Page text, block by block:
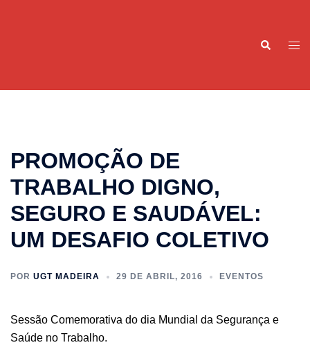
Pesquisar
PROMOÇÃO DE
TRABALHO DIGNO,
SEGURO E SAUDÁVEL:
UM DESAFIO COLETIVO
POR UGT MADEIRA 29 DE ABRIL, 2016 EVENTOS
Sessão Comemorativa do dia Mundial da Segurança e
Saúde no Trabalho.